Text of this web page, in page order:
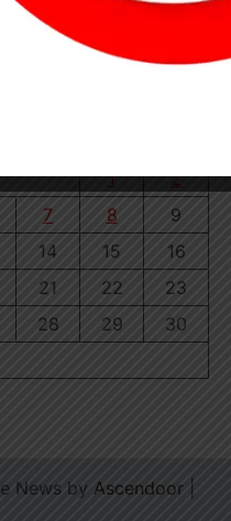
निदेशक ने दिए निर्देश
1
2
7 8
9
14 15
16
21 22
23
28 29
30
News by Ascendoor